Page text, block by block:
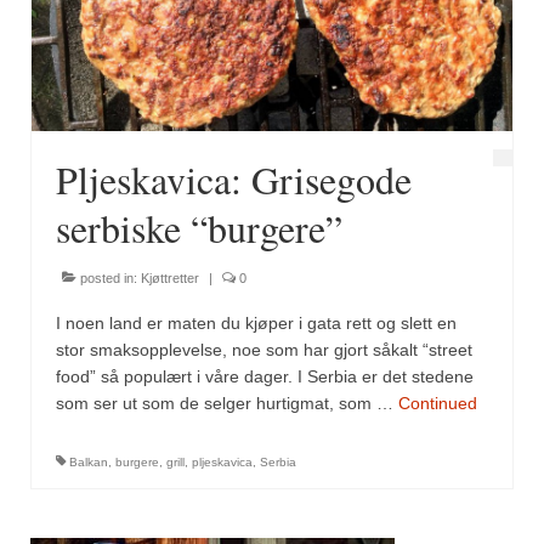
Fugl
Gryteretter
Snacks
Supper
Olivenolje, oppskrifter
Krydder, oppskrifter
Pljeskavica: Grisegode
serbiske “burgere”
posted in: Kjøttretter | 0
I noen land er maten du kjøper i gata rett og slett en
stor smaksopplevelse, noe som har gjort såkalt “street
food” så populært i våre dager. I Serbia er det stedene
som ser ut som de selger hurtigmat, som … Continued
Balkan burgere grill pljeskavica Serbia